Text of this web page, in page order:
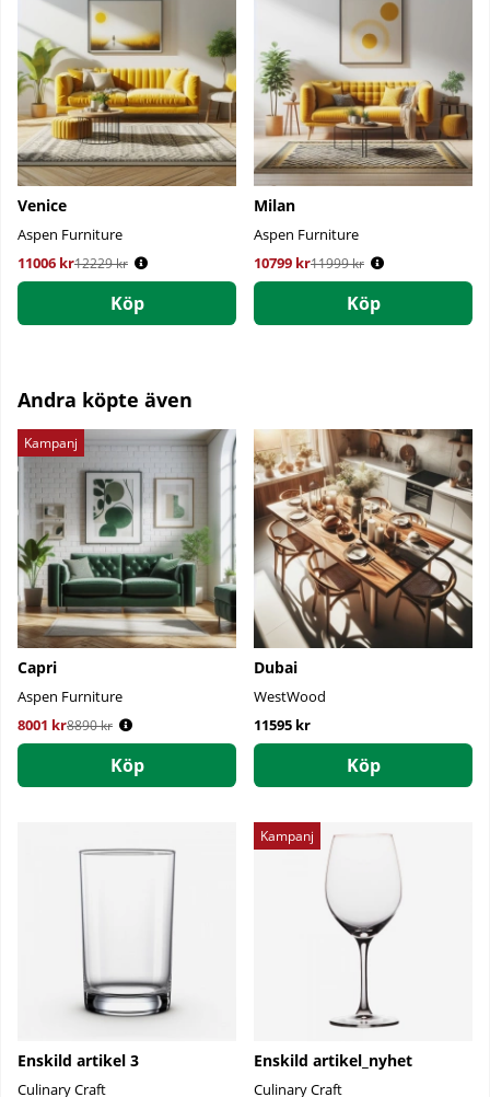
Venice
Aspen Furniture
11006 kr
Ordinarie pris:
12229 kr
Köp
Milan
Aspen Furniture
10799 kr
Ordinarie pris:
11999 kr
Köp
Andra köpte även
Kampanj
Capri
Aspen Furniture
8001 kr
Ordinarie pris:
8890 kr
Köp
Dubai
WestWood
11595 kr
Köp
Enskild artikel 3
Culinary Craft
Kampanj
Enskild artikel_nyhet
Culinary Craft